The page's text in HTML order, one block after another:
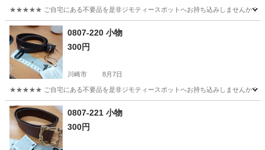
★★★★★ ご自宅にある不要品を是非ジモティースポットへお持ち込みしませんか？
神奈川 相模原市 ポロシャツ
0807-220 小物
300円
川崎市 8月7日
★★★★★ ご自宅にある不要品を是非ジモティースポットへお持ち込みしませんか？
神奈川 川崎市 現地
0807-221 小物
300円